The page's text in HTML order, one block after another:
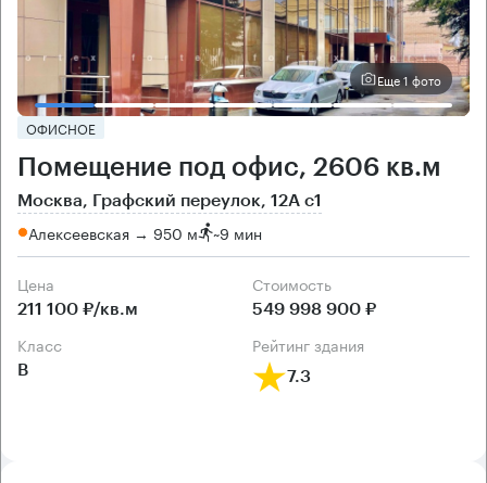
Еще 1 фото
ОФИСНОЕ
Помещение под офис, 2606 кв.м
Москва, Графский переулок, 12А с1
Алексеевская → 950 м ~9 мин
Цена
211 100 ₽/кв.м
Cтоимость
549 998 900 ₽
класс
B
рейтинг здания
7.3